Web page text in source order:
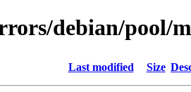
debian/pool/
Last modified Size